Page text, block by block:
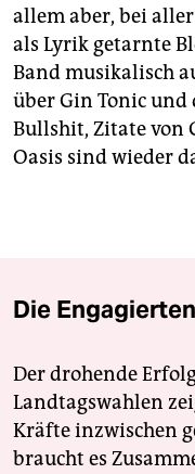
allem aber, bei
als Lyrik getarnte
Band musikalisch
über Gin Tonic und
Bullshit, Zitate von
Oasis sind wieder
Die
Der drohende
Landtagswahlen
Kräfte inzwischen
braucht es